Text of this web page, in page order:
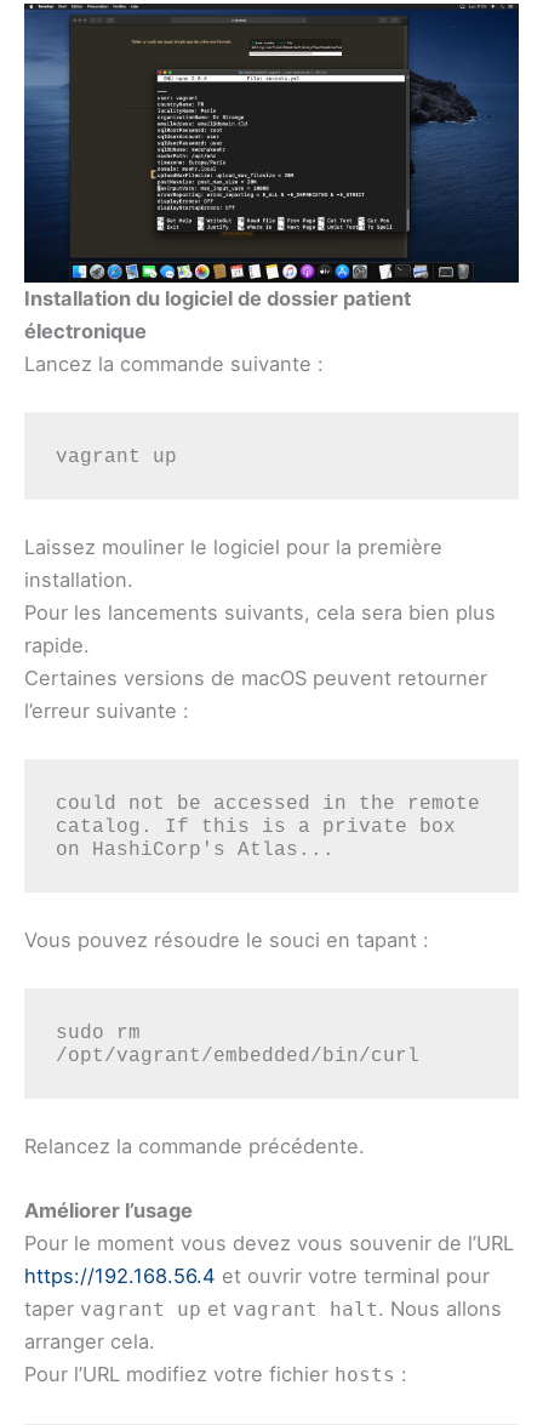
Installation du logiciel de dossier patient
électronique
Lancez la commande suivante :
vagrant up
Laissez mouliner le logiciel pour la première
installation.
Pour les lancements suivants, cela sera bien plus
rapide.
Certaines versions de macOS peuvent retourner
l’erreur suivante :
could not be accessed in the remote
catalog. If this is a private box
on HashiCorp's Atlas...
Vous pouvez résoudre le souci en tapant :
sudo rm
/opt/vagrant/embedded/bin/curl
Relancez la commande précédente.
Améliorer l’usage
Pour le moment vous devez vous souvenir de l’URL
https://192.168.56.4 et ouvrir votre terminal pour
taper vagrant up et vagrant halt. Nous allons
arranger cela.
Pour l’URL modifiez votre fichier hosts :